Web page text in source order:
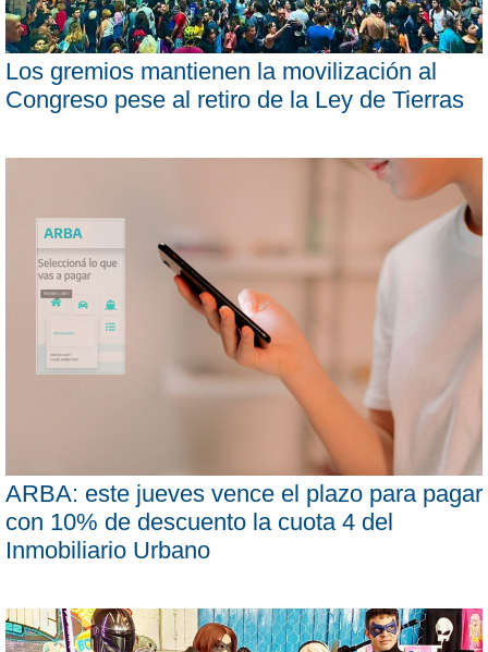
Los gremios mantienen la movilización al
Congreso pese al retiro de la Ley de Tierras
ARBA: este jueves vence el plazo para pagar
con 10% de descuento la cuota 4 del
Inmobiliario Urbano